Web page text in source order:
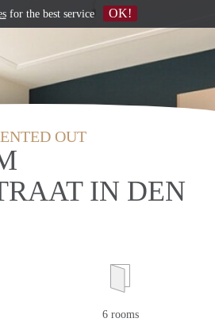
OUT
IN DEN
6 rooms
for the best service OK!